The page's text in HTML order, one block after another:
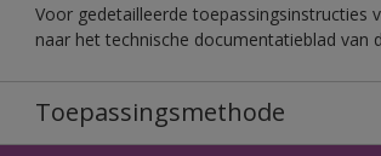
Voor gedetailleerde toepassingsinstructies
naar het technische documentatieblad van
Toepassingsmethode